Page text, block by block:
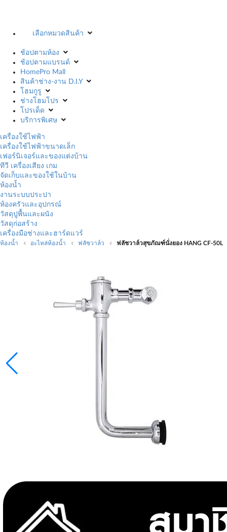
เลือกหมวดสินค้า
ช้อปตามห้อง
ช้อปตามแบรนด์
HomePro Mall
สินค้าช่าง-งาน D.I.Y
โฮมกูรู
ช่างโฮมโปร
โปรเด็ด
บริการพิเศษ
เครื่องใช้ไฟฟ้า
เครื่องใช้ไฟฟ้าขนาดเล็ก
เฟอร์นิเจอร์และของแต่งบ้าน
ทีวี เครื่องเสียง เกม
จัดเก็บและของใช้ในบ้าน
ห้องน้ำ
งานระบบประปา
ห้องครัวและอุปกรณ์
วัสดุปูพื้นและผนัง
วัสดุก่อสร้าง
เครื่องมือช่างและฮาร์ดแวร์
ห้องน้ำ อะไหล่ห้องน้ำ ฟลัชวาล์ว ฟลัชวาล์วสุขภัณฑ์นั่งยอง HANG CF-50L